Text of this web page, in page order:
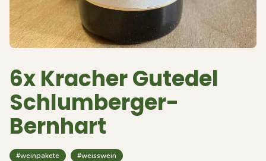
6x Kracher Gutedel
Schlumberger-
Bernhart
#weinpakete #weisswein